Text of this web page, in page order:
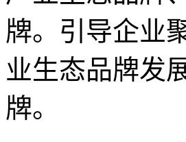
牌。引导企业
业生态品牌发
牌。